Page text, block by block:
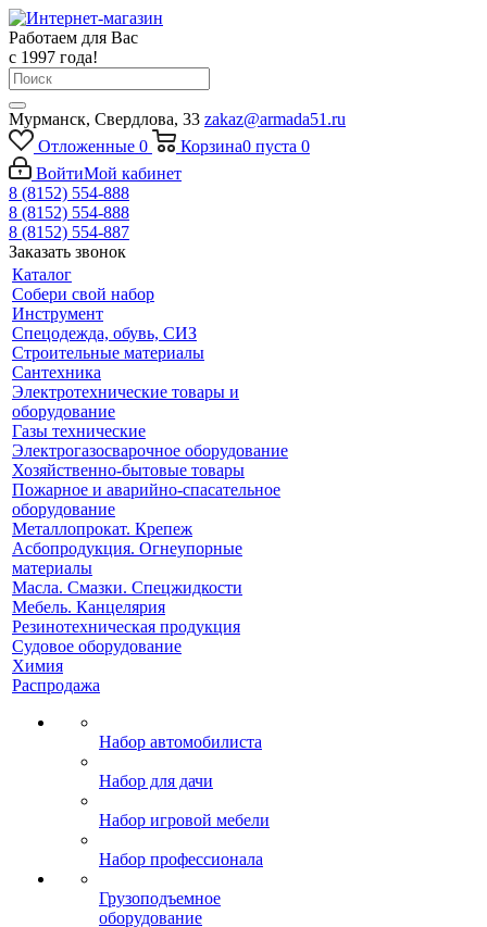
Работаем для Вас
с 1997 года!
Мурманск, Свердлова, 33 zakaz@armada51.ru
Отложенные 0 Корзина0 пуста 0
ВойтиМой кабинет
8 (8152) 554-888
8 (8152) 554-888
8 (8152) 554-887
Заказать звонок
Каталог
Собери свой набор
Инструмент
Спецодежда, обувь, СИЗ
Строительные материалы
Сантехника
Электротехнические товары и
оборудование
Газы технические
Электрогазосварочное оборудование
Хозяйственно-бытовые товары
Пожарное и аварийно-спасательное
оборудование
Металлопрокат. Крепеж
Асбопродукция. Огнеупорные
материалы
Масла. Смазки. Спецжидкости
Мебель. Канцелярия
Резинотехническая продукция
Судовое оборудование
Химия
Распродажа
Набор автомобилиста
Набор для дачи
Набор игровой мебели
Набор профессионала
Грузоподъемное
оборудование